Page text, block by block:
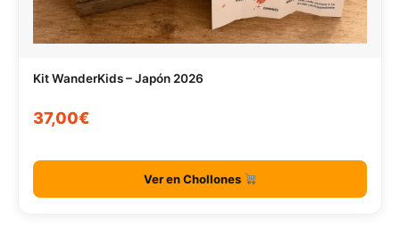
Kit WanderKids – Japón 2026
37,00€
Ver en Chollones